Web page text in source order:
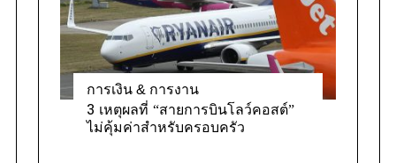
การเงิน & การงาน
3 เหตุผลที่ “สายการบินโลว์คอสต์”
ไม่คุ้มค่าสำหรับครอบครัว